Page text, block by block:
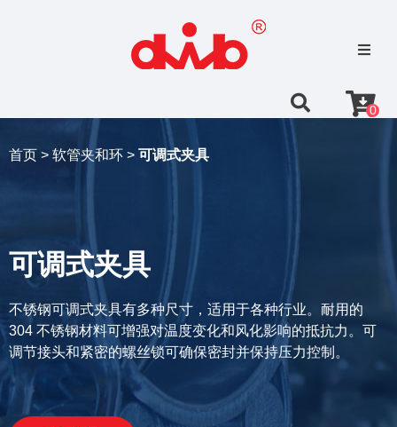
0
首页 > 软管夹和环 > 可调式夹具
可调式夹具
不锈钢可调式夹具有多种尺寸，适用于各种行业。耐用的
304 不锈钢材料可增强对温度变化和风化影响的抵抗力。可
调节接头和紧密的螺丝锁可确保密封并保持压力控制。